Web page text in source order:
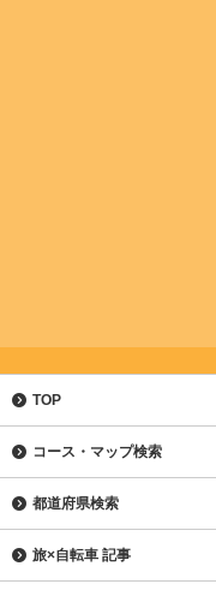
TOP
コース・マップ検索
都道府県検索
旅×自転車 記事